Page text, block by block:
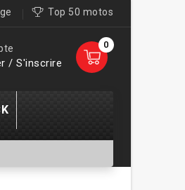
Top 50 motos
0
/ S'inscrire